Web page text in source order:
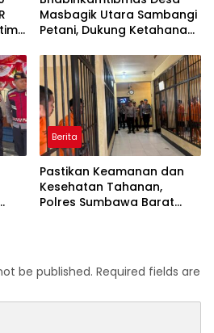
Masbagik Utara Sambangi
Petani, Dukung Ketahanan
Pangan
Berita
Pastikan Keamanan dan
Kesehatan Tahanan,
Polres Sumbawa Barat
be published. Required fields are